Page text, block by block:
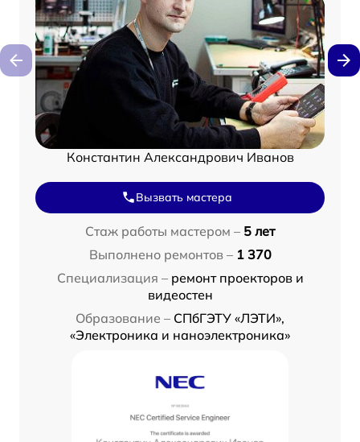
Константин Александрович Иванов
Вызвать мастера
Стаж работы мастером – 5 лет
Выполнено ремонтов – 1 370
Специализация – ремонт проекторов и
видеостен
Образование – СПбГЭТУ «ЛЭТИ»,
«Электроника и наноэлектроника»